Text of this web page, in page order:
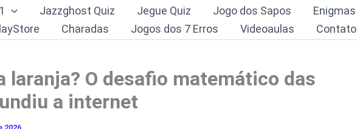
Jazzghost Quiz Jegue Quiz Jogo dos Sapos Enigmas
Charadas Jogos dos 7 Erros Videoaulas Contato
laranja? O desafio matemático das
a internet